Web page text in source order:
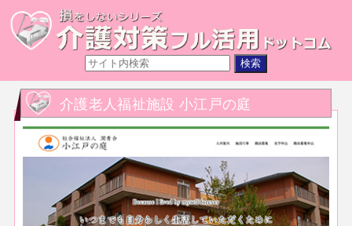
介護老人福祉施設 小江戸の庭